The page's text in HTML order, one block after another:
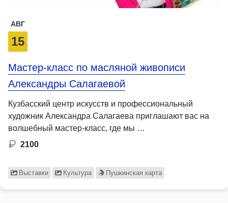
АВГ
15
Мастер-класс по масляной живописи
Александры Салагаевой
Кузбасский центр искусств и профессиональный
художник Александра Салагаева приглашают вас на
волшебный мастер-класс, где мы …
2100
Выставки Культура Пушкинская карта